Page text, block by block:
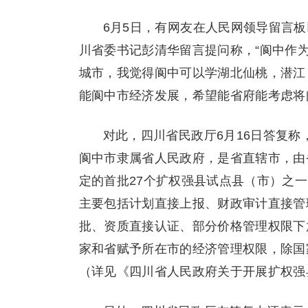
6月5日，有网友在人民网领导留言
川省委书记彭清华留言提问称，“阆中
城市，我觉得阆中可以学湖北仙桃，潜
能阆中市经济发展，希望能省府能考虑
对此，四川省民政厅6月16日答复称
阆中市隶属省人民政府，是省直辖市，
定的首批27个扩权强县试点县（市）之
主要包括计划直接上报、财政审计直接
批、资质直接认证、部分价格管理权限
家和省赋予所在市的经济管理权限，除
（详见《四川省人民政府关于开展扩权